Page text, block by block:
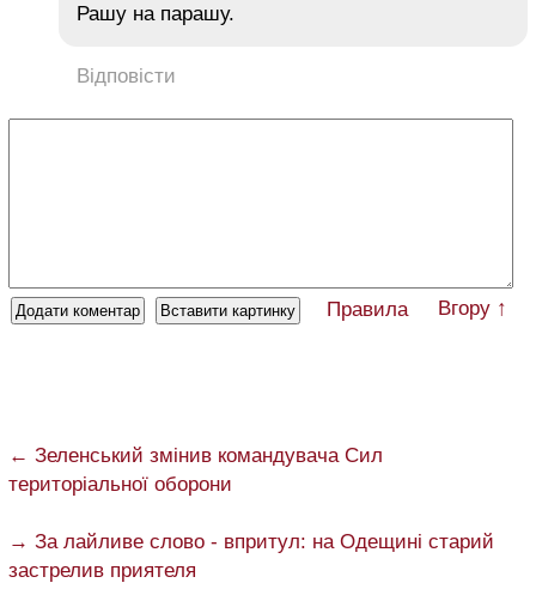
Рашу на парашу.
Відповісти
Правила Вгору ↑
← Зеленський змінив командувача Сил
територіальної оборони
→ За лайливе слово - впритул: на Одещині старий
застрелив приятеля